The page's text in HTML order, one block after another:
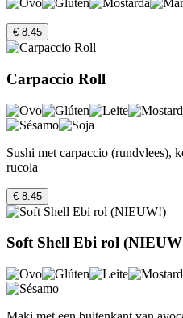
€ 8.45
Carpaccio Roll
Sushi met carpaccio (rundvlees),
rucola
€ 8.45
Soft Shell Ebi rol